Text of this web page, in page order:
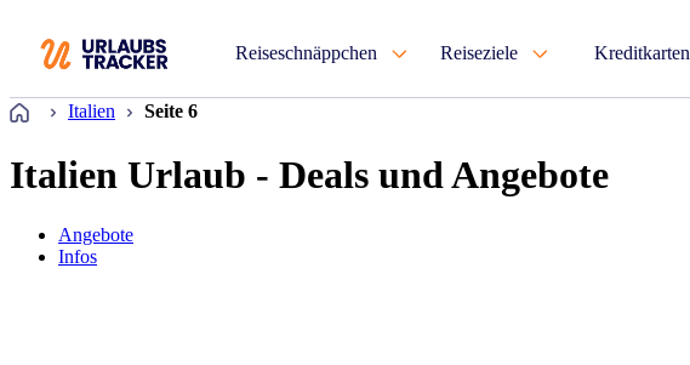
Reiseschnäppchen Reiseziele Kreditkarten
Startseite
Italien Seite 6
Italien Urlaub - Deals und Angebote
Angebote
Infos